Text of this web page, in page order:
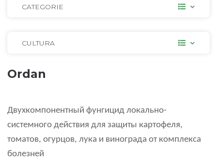
CATEGORIE
CULTURA
Ordan
Двухкомпонентный фунгицид локально-
системного действия для защиты картофеля,
томатов, огурцов, лука и винограда от комплекса
болезней